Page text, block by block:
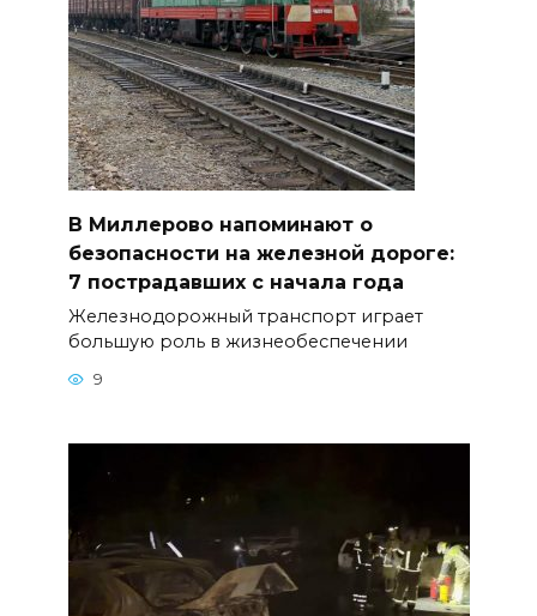
В Миллерово напоминают о
безопасности на железной дороге:
7 пострадавших с начала года
Железнодорожный транспорт играет
большую роль в жизнеобеспечении
9